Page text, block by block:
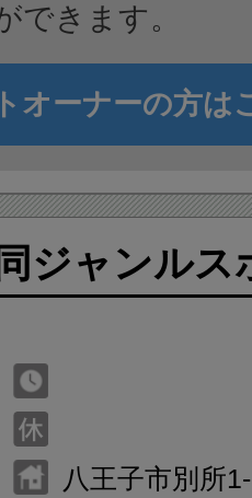
できます。
オーナーの方は
ジャンルス
八王子市別所